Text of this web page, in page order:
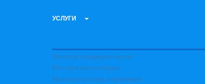
УСЛУГИ
Монтаж кондиционеров
Монтаж вентиляции
Монтаж систем отопления